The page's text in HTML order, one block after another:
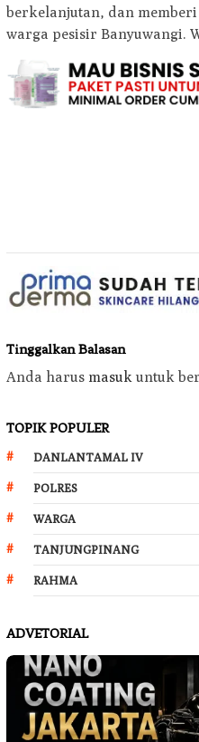
berkelanjutan, dan
warga pesisir Banyuwangi.
Tinggalkan Balasan
Anda harus masuk untuk
TOPIK POPULER
DANLANTAMAL IV
POLRES
WARGA
TANJUNGPINANG
RAHMA
ADVETORIAL